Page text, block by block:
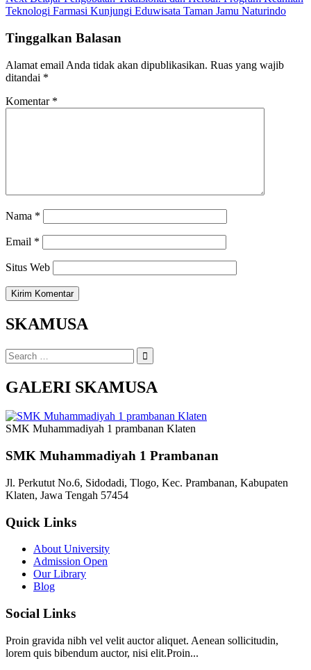
post:
Teknologi Farmasi Kunjungi Eduwisata Taman Jamu Naturindo
Tinggalkan Balasan
Alamat email Anda tidak akan dipublikasikan. Ruas yang wajib
ditandai *
Komentar *
Nama *
Email *
Situs Web
SKAMUSA
Search
for:
GALERI SKAMUSA
SMK Muhammadiyah 1 prambanan Klaten
SMK Muhammadiyah 1 Prambanan
Jl. Perkutut No.6, Sidodadi, Tlogo, Kec. Prambanan, Kabupaten
Klaten, Jawa Tengah 57454
Quick Links
About University
Admission Open
Our Library
Blog
Social Links
Proin gravida nibh vel velit auctor aliquet. Aenean sollicitudin,
lorem quis bibendum auctor, nisi elit.Proin...